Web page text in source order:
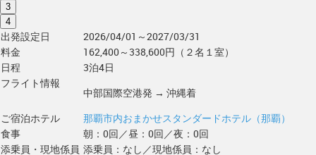
3
4
出発設定日
2026/04/01～2027/03/31
料金
162,400～338,600円（２名１室）
日程
3泊4日
フライト情報
中部国際空港発 → 沖縄着
ご宿泊ホテル
那覇市内おまかせスタンダードホテル（那覇）
食事
朝：0回／昼：0回／夜：0回
添乗員・現地係員 添乗員：なし／現地係員：なし